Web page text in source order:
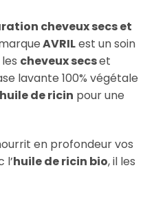
cheveux secs et
AVRILest un soin
cheveux secset
lavante 100% végétale
de ricin pour une
en profondeur vos
l’huile de ricin bio, il les